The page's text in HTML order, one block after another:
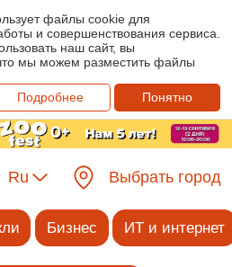
файлы cookie для
и совершенствования сервиса.
наш сайт, вы
мы можем разместить файлы
Подробнее
Понятно
Ru Выбрать город
Бизнес ИТ и интернет